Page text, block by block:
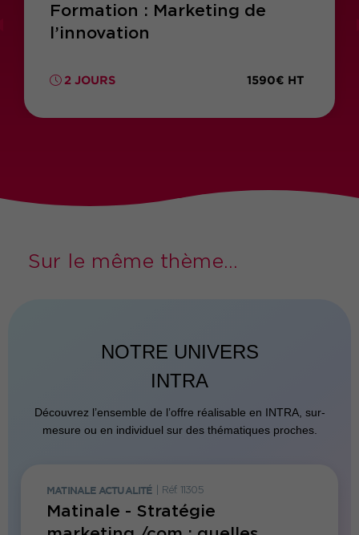
Formation : Marketing de
l’innovation
2 JOURS 1590€ HT
Sur le même thème...
NOTRE UNIVERS
INTRA
Découvrez l’ensemble de l’offre réalisable en INTRA, sur-
mesure ou en individuel sur des thématiques proches.
MATINALE ACTUALITÉ Réf. 11305
Matinale - Stratégie